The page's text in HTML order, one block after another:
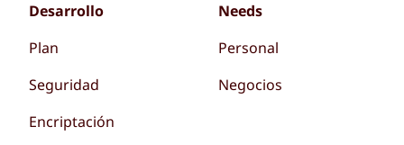
Desarrollo
Plan
Seguridad
Encriptación
Needs
Personal
Negocios